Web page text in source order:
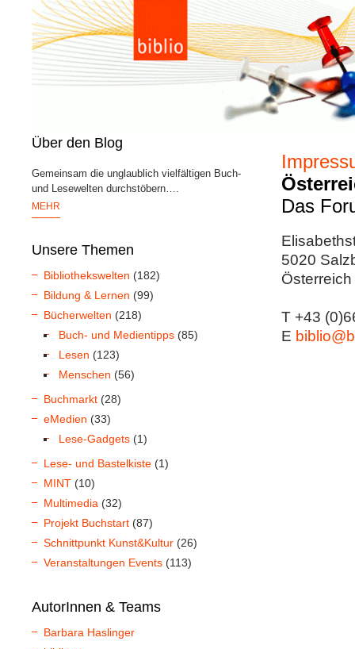
Über den Blog
Gemeinsam die unglaublich vielfältigen Buch-
und Lesewelten durchstöbern….
MEHR
Unsere Themen
Bibliothekswelten (182)
Bildung & Lernen (99)
Bücherwelten (218)
Buch- und Medientipps (85)
Lesen (123)
Menschen (56)
Buchmarkt (28)
eMedien (33)
Lese-Gadgets (1)
Lese- und Bastelkiste (1)
MINT (10)
Multimedia (32)
Projekt Buchstart (87)
Schnittpunkt Kunst&Kultur (26)
Veranstaltungen Events (113)
AutorInnen & Teams
Barbara Haslinger
Das
5020
T +43
E